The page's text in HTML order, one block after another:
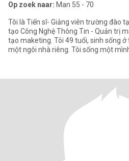
Op zoek naar: Man 55 - 70
Tôi là Tiến sĩ- Giảng viên trường đào
tạo Công Nghệ Thông Tin - Quản trị
tạo maketing. Tôi 49 tuổi, sinh sống ở
một ngôi nhà riêng. Tôi sống một